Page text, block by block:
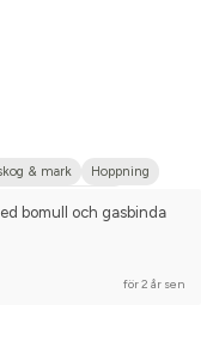
& mark
Hoppning
bomull och gasbinda
för 2 år sen